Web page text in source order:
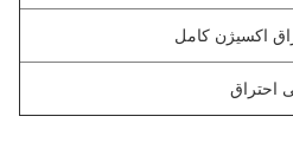
اکسیژن کامل
احتراق